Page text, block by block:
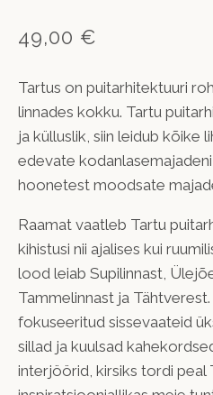
49,00 €
Tartus on puitarhitektuuri
linnades kokku. Tartu
ja külluslik, siin leidub kõike
edevate
hoonetest moodsate
Raamat vaatleb Tartu
kihistusi nii ajalises kui
lood leiab Supilinnast,
Tammelinnast ja
fokuseeritud sissevaateid
sillad ja kuulsad
interjöörid, kirsiks tordi peal